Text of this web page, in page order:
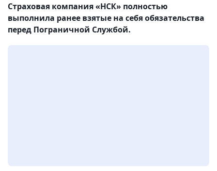
Страховая компания «НСК» полностью
выполнила ранее взятые на себя обязательства
перед Пограничной Службой.